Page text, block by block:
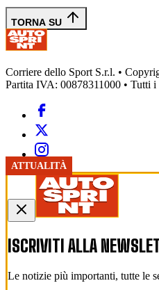
ATTUALITÀ
TORNA SU
Corriere dello Sport S.r.l. •
Partita IVA: 00878311000 • Tutti
ISCRIVITI ALLA
Le notizie più importanti, tutte le